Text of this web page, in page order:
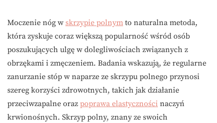
Moczenie nóg w skrzypie polnym to naturalna metoda,
która zyskuje coraz większą popularność wśród osób
poszukujących ulgę w dolegliwościach związanych z
obrzękami i zmęczeniem. Badania wskazują, że regularne
zanurzanie stóp w naparze ze skrzypu polnego przynosi
szereg korzyści zdrowotnych, takich jak działanie
przeciwzapalne oraz poprawa elastyczności naczyń
krwionośnych. Skrzyp polny, znany ze swoich